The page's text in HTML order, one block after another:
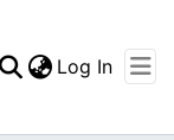
Log In